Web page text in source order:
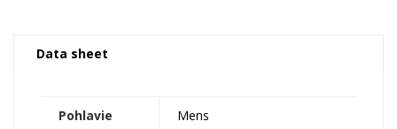
Data sheet
Pohlavie Mens